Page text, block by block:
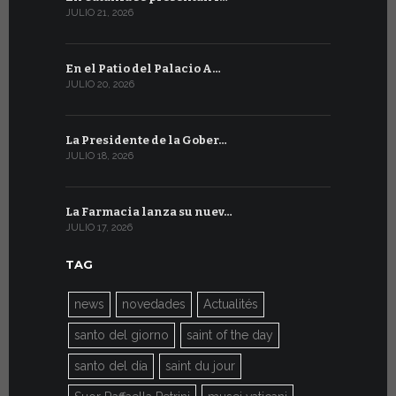
JULIO 21, 2026
En el Patio del Palacio A…
JULIO 20, 2026
La Presidente de la Gober…
JULIO 18, 2026
La Farmacia lanza su nuev…
JULIO 17, 2026
TAG
news novedades Actualités
santo del giorno saint of the day
santo del día saint du jour